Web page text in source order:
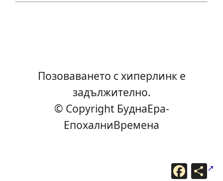
Позоваването с хиперлинк е
задължително.
© Copyright БуднаEра-
ЕпохалниВремена
F
a
С
п